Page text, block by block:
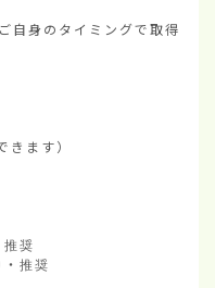
自身のタイミングで取得
ます）
奨
推奨